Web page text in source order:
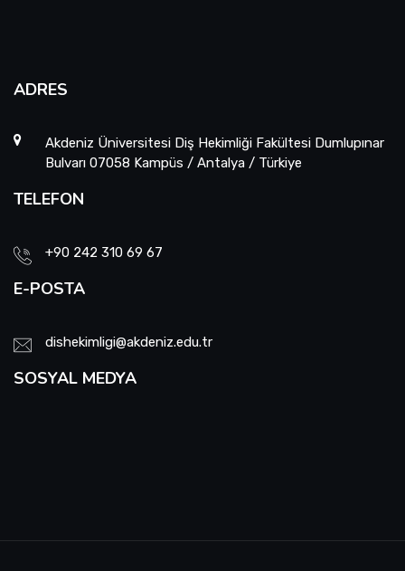
ADRES
Akdeniz Üniversitesi Diş Hekimliği Fakültesi Dumlupınar
Bulvarı 07058 Kampüs / Antalya / Türkiye
TELEFON
+90 242 310 69 67
E-POSTA
dishekimligi@akdeniz.edu.tr
SOSYAL MEDYA